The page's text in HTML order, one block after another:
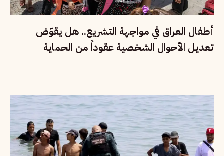
أطفال العراق في مواجهة التشريع.. هل يقوّض
تعديل الأحوال الشخصية عقوداً من الحماية
القانونية؟